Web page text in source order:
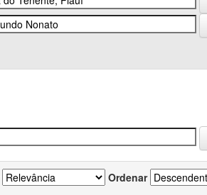
Ordenar